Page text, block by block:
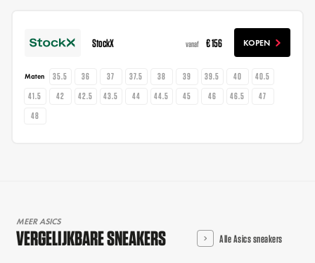
StockX vanaf € 156 KOPEN
Maten 35.5 36 37 37.5 38 39 39.5 40
40.5
41.5
42 42.5 43.5 44 44.5 45 46 46.5
47
48
MEER ASICS
VERGELIJKBARE SNEAKERS Alle Asics sneakers